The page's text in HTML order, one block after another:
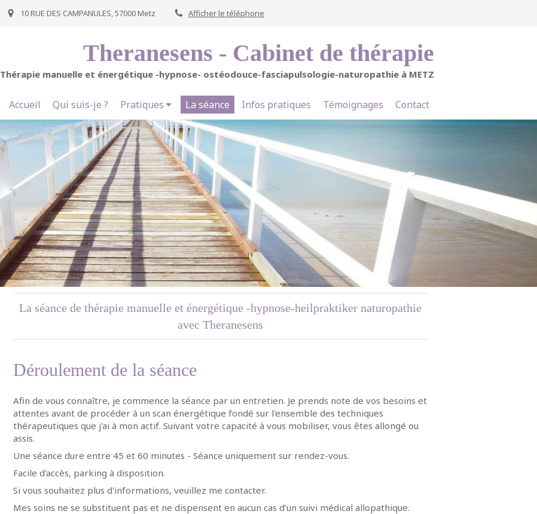
10 RUE DES CAMPANULES, 57000 Metz Afficher le téléphone
Theranesens - Cabinet de thérapie
Thérapie manuelle et énergétique -hypnose- ostéodouce-fasciapulsologie-naturopathie à METZ
Accueil Qui suis-je ? Pratiques La séance Infos pratiques Témoignages Contact
La séance de thérapie manuelle et énergétique -hypnose-heilpraktiker naturopathie
avec Theranesens
Déroulement de la séance
Afin de vous connaître, je commence la séance par un entretien. Je prends note de vos besoins et
attentes avant de procéder à un scan énergétique fondé sur l'ensemble des techniques
thérapeutiques que j'ai à mon actif. Suivant votre capacité à vous mobiliser, vous êtes allongé ou
assis.
Une séance dure entre 45 et 60 minutes -­ Séance uniquement sur rendez-­vous.
Facile d'accès, parking à disposition.
Si vous souhaitez plus d'informations, veuillez me contacter.
Mes soins ne se substituent pas et ne dispensent en aucun cas d’un suivi médical allopathique.